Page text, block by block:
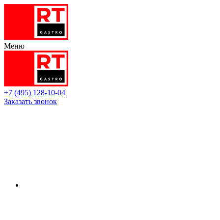
Меню
+7 (495) 128-10-04
Заказать звонок